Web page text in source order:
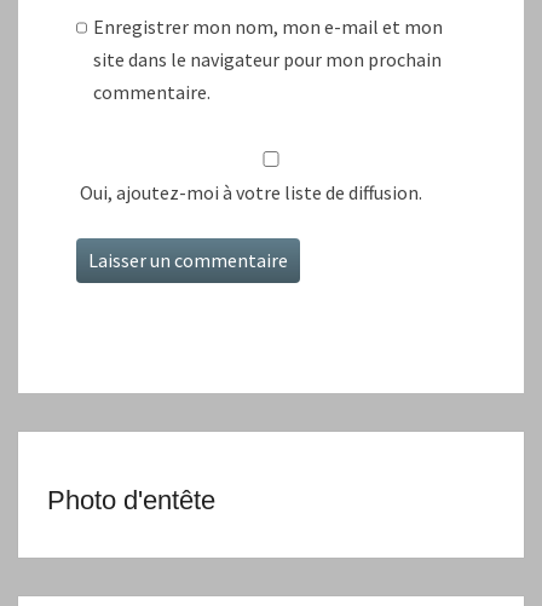
Enregistrer mon nom, mon e-mail et mon
site dans le navigateur pour mon prochain
commentaire.
Oui, ajoutez-moi à votre liste de diffusion.
Photo d'entête